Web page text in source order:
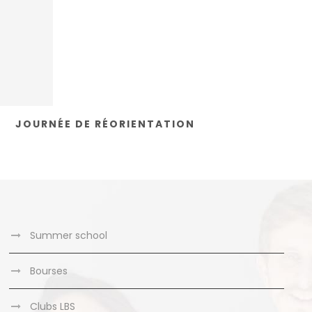
JOURNÉE DE RÉORIENTATION
Summer school
Bourses
Clubs LBS